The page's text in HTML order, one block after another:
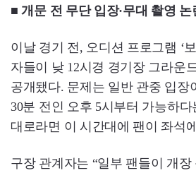
■ 개문 전 무단 입장·무대 촬영 논
이날 경기 전, 오디션 프로그램 ‘
자들이 낮 12시경 경기장 그라운
공개됐다. 문제는 일반 관중 입장
30분 전인 오후 5시부터 가능하
대로라면 이 시간대에 팬이 좌석
구장 관계자는 “일부 팬들이 개